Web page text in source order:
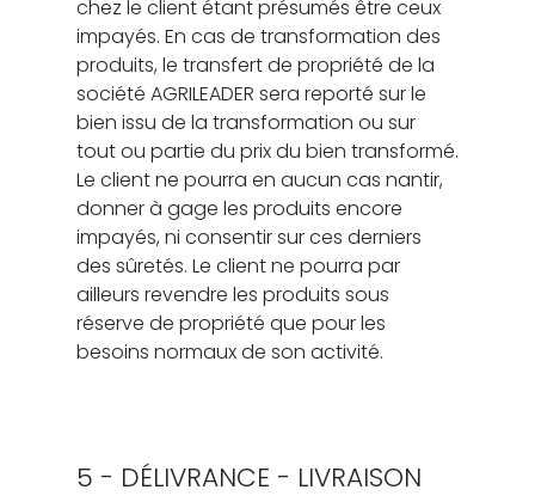
chez le client étant présumés être ceux
impayés. En cas de transformation des
produits, le transfert de propriété de la
société AGRILEADER sera reporté sur le
bien issu de la transformation ou sur
tout ou partie du prix du bien transformé.
Le client ne pourra en aucun cas nantir,
donner à gage les produits encore
impayés, ni consentir sur ces derniers
des sûretés. Le client ne pourra par
ailleurs revendre les produits sous
réserve de propriété que pour les
besoins normaux de son activité.
5 - DÉLIVRANCE - LIVRAISON